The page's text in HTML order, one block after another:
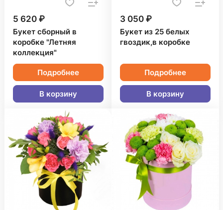
5 620 ₽
Букет сборный в
коробке "Летняя
коллекция"
Подробнее
В корзину
3 050 ₽
Букет из 25 белых
гвоздик,в коробке
Подробнее
В корзину